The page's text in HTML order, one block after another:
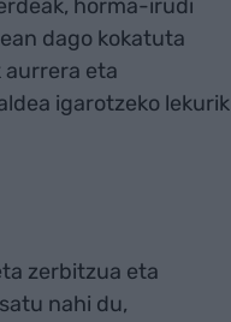
horma-irudi
dago kokatuta
aurrera eta
igarotzeko lekurik
zerbitzua eta
nahi du,